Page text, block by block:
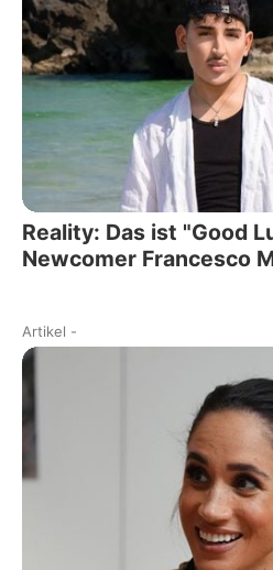
Reality: Das ist "Good
Newcomer Francesco
Artikel -